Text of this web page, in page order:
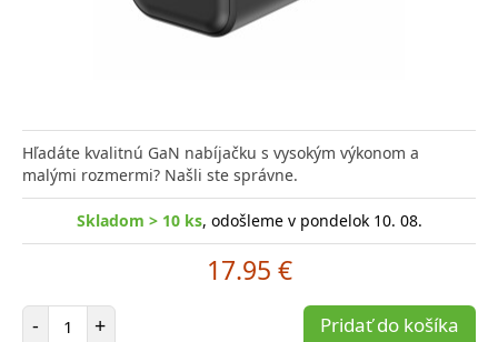
Hľadáte kvalitnú GaN nabíjačku s vysokým výkonom a
malými rozmermi? Našli ste správne.
Skladom > 10 ks, odošleme v pondelok 10. 08.
17.95 €
- Počet položiek
+ Pridať do košíka